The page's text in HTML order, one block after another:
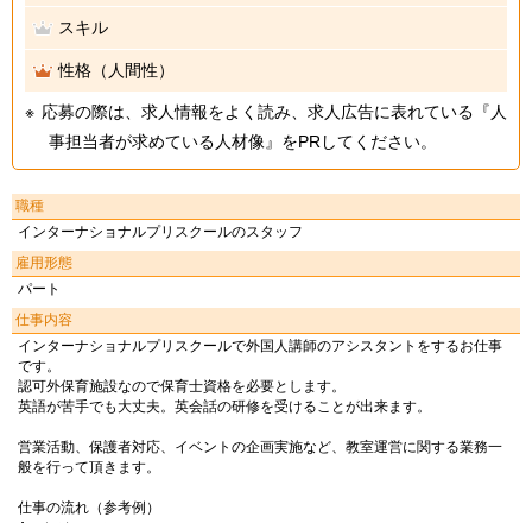
スキル
性格（人間性）
応募の際は、求人情報をよく読み、求人広告に表れている『人
事担当者が求めている人材像』をPRしてください。
職種
インターナショナルプリスクールのスタッフ
雇用形態
パート
仕事内容
インターナショナルプリスクールで外国人講師のアシスタントをするお仕事
です。
認可外保育施設なので保育士資格を必要とします。
英語が苦手でも大丈夫。英会話の研修を受けることが出来ます。
営業活動、保護者対応、イベントの企画実施など、教室運営に関する業務一
般を行って頂きます。
仕事の流れ（参考例）